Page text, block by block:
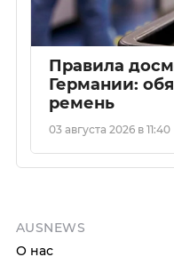
Правила
Германии:
ремень
03 августа 2026 в 11:40
AUSNEWS
О нас